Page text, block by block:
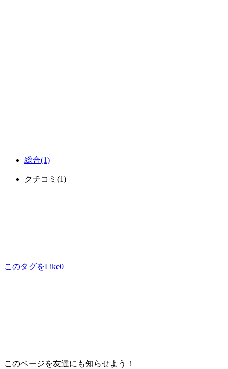
総合(1)
クチコミ (1)
このタグをLike0
このページを友達にも知らせよう！